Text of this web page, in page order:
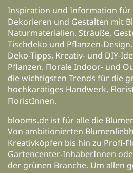
Inspiration und Information für
Dekorieren und Gestalten mit
Naturmaterialien. Sträuße,
Tischdeko und Pflanzen-
Deko-Tipps, Kreativ- und DIY-
Pflanzen. Florale Indoor- und
die wichtigsten Trends für die
hochkarätiges Handwerk,
FloristInnen.
blooms.de ist für alle die
Von ambitionierten
Kreativköpfen bis hin zu Profi-
Gartencenter-InhaberInnen
der grünen Branche. Um allen